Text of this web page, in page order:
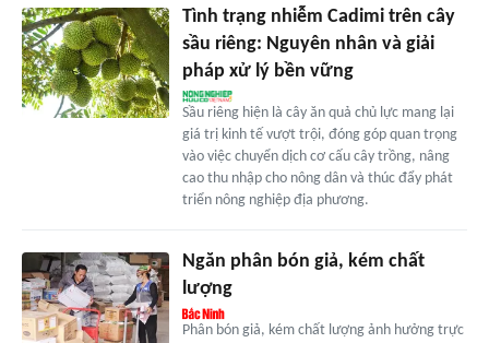
Tình trạng nhiễm Cadimi trên cây
sầu riêng: Nguyên nhân và giải
pháp xử lý bền vững
Sầu riêng hiện là cây ăn quả chủ lực mang lại
giá trị kinh tế vượt trội, đóng góp quan trọng
vào việc chuyển dịch cơ cấu cây trồng, nâng
cao thu nhập cho nông dân và thúc đẩy phát
triển nông nghiệp địa phương.
Ngăn phân bón giả, kém chất
lượng
Phân bón giả, kém chất lượng ảnh hưởng trực